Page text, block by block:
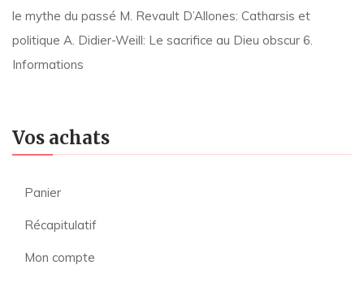
le mythe du passé M. Revault D’Allones: Catharsis et
politique A. Didier-Weill: Le sacrifice au Dieu obscur 6.
Informations
Vos achats
Panier
Récapitulatif
Mon compte